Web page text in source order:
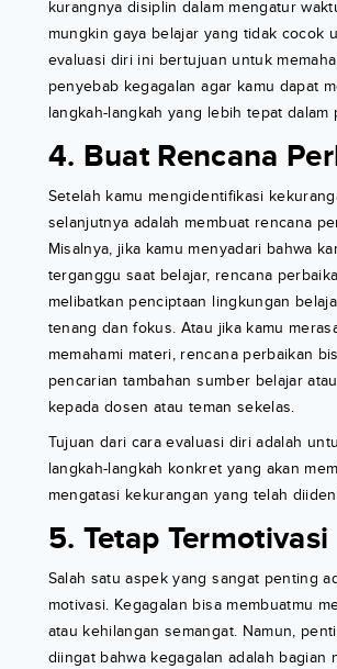
kurangnya disiplin dalam mengatur
mungkin gaya belajar yang tidak cocok
evaluasi diri ini bertujuan untuk
penyebab kegagalan agar kamu dapat
langkah-langkah yang lebih tepat dalam
4. Buat Rencana
Setelah kamu mengidentifikasi
selanjutnya adalah membuat rencana
Misalnya, jika kamu menyadari bahwa
terganggu saat belajar, rencana
melibatkan penciptaan lingkungan
tenang dan fokus. Atau jika kamu
memahami materi, rencana perbaikan
pencarian tambahan sumber belajar
kepada dosen atau teman sekelas.
Tujuan dari cara evaluasi diri adalah
langkah-langkah konkret yang akan
mengatasi kekurangan yang telah
5. Tetap Termotivasi
Salah satu aspek yang sangat penting
motivasi. Kegagalan bisa membuatmu
atau kehilangan semangat. Namun,
diingat bahwa kegagalan adalah bagian